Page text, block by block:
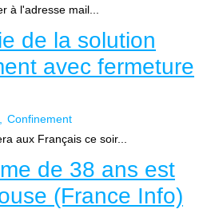
à l'adresse mail...
de la solution
avec fermeture
Confinement
aux Français ce soir...
de 38 ans est
(France Info)